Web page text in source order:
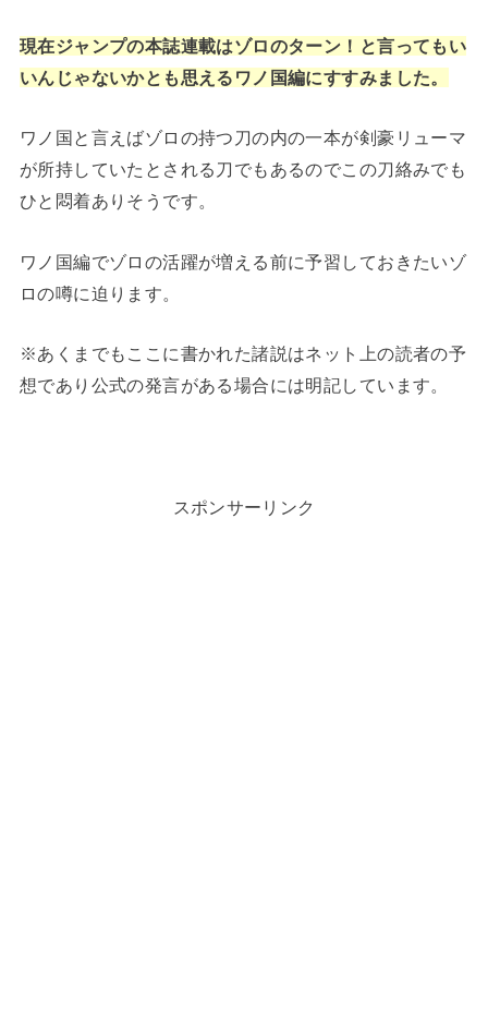
現在ジャンプの本誌連載はゾロのターン！と言ってもい
いんじゃないかとも思えるワノ国編にすすみました。
ワノ国と言えばゾロの持つ刀の内の一本が剣豪リューマ
が所持していたとされる刀でもあるのでこの刀絡みでも
ひと悶着ありそうです。
ワノ国編でゾロの活躍が増える前に予習しておきたいゾ
ロの噂に迫ります。
※あくまでもここに書かれた諸説はネット上の読者の予
想であり公式の発言がある場合には明記しています。
スポンサーリンク